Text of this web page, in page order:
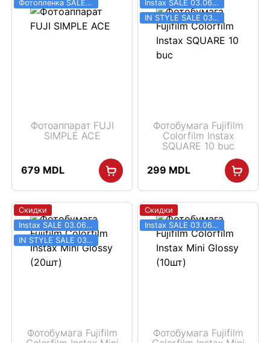
Фотопленка SALE 03.06 - 31.08
Фотоаппарат FUJI
SIMPLE ACE
679 MDL
Instax SALE 03.06 - 31.08
IN STYLE SALE 03.06 - 31.08
Фотобумага Fujifilm
Colorfilm Instax
SQUARE 10 buc
299 MDL
Скидки
Instax SALE 03.06 - 31.08
IN STYLE SALE 03.06 - 31.08
Фотобумага Fujifilm
Скидки
Instax SALE 03.06 - 31.08
Фотобумага Fujifilm